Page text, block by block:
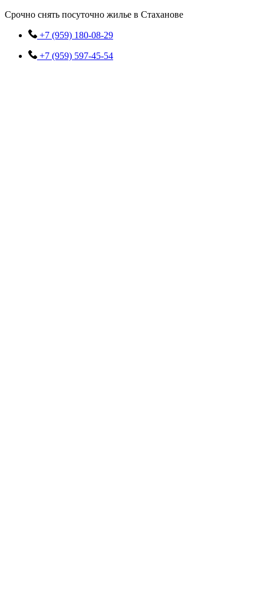
Перейти
содержимому
Срочно снять посуточно жилье в Стаханове
+7 (959) 180-08-29
+7 (959) 597-45-54